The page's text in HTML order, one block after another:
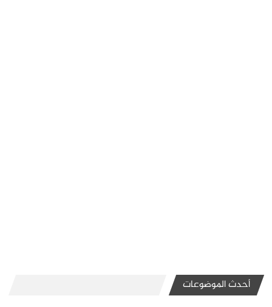
أحدث الموضوعات